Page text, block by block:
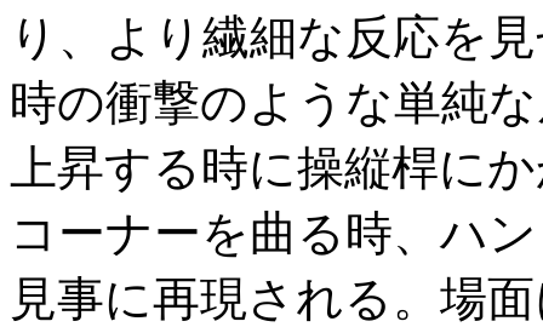
り、より繊細な反応を
時の衝撃のような単純
上昇する時に操縦桿に
コーナーを曲る時、ハ
見事に再現される。場